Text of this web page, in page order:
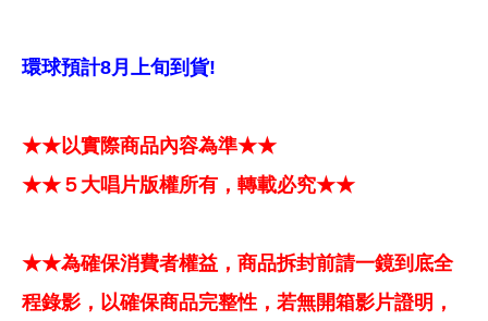
環球預計8月上旬到貨!
★★以實際商品內容為準★★
★★５大唱片版權所有，轉載必究★★
★★為確保消費者權益，商品拆封前請一鏡到底全
程錄影，以確保商品完整性，若無開箱影片證明，